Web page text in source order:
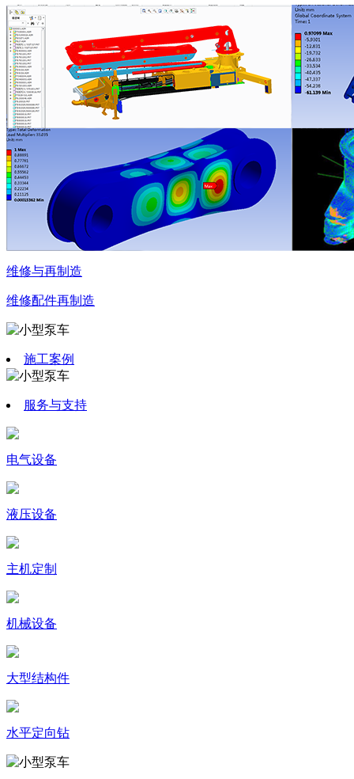
维修与再制造
维修配件再制造
施工案例
服务与支持
电气设备
液压设备
主机定制
机械设备
大型结构件
水平定向钻